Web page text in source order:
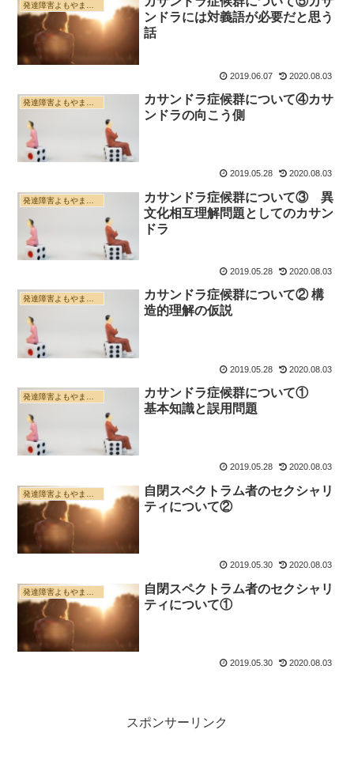
ンドラには対義語が必要だと思う
話
2019.06.07 2020.08.03
発達障害よもやま雑記帳
カサンドラ症候群について④カサ
ンドラの向こう側
2019.05.28 2020.08.03
カサンドラ症候群について③ 異
文化相互理解問題としてのカサン
ドラ
2019.05.28 2020.08.03
カサンドラ症候群について② 構
造的理解の仮説
2019.05.28 2020.08.03
カサンドラ症候群について①
基本知識と誤用問題
2019.05.28 2020.08.03
発達障害よもやま雑記帳
自閉スペクトラム者のセクシャリ
ティについて②
2019.05.30 2020.08.03
自閉スペクトラム者のセクシャリ
ティについて①
2019.05.30 2020.08.03
スポンサーリンク